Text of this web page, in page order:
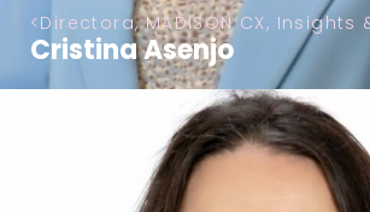
Directora, MADISON CX, Insights
Cristina Asenjo